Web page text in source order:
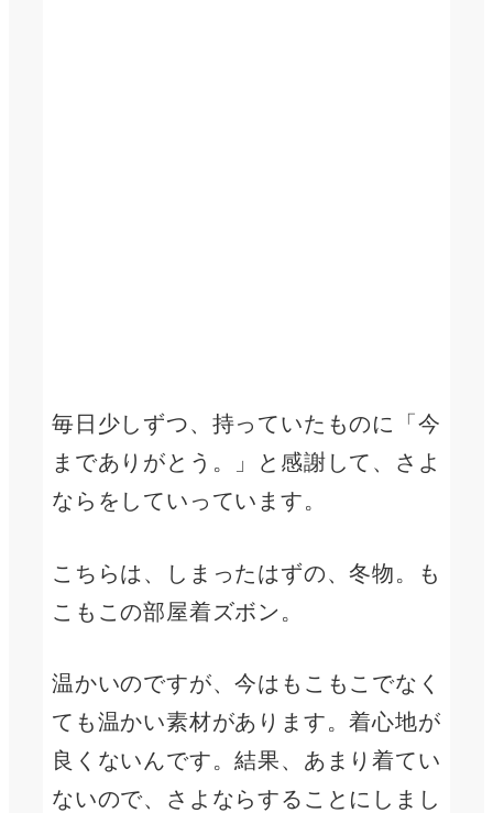
毎日少しずつ、持っていたものに「今
までありがとう。」と感謝して、さよ
ならをしていっています。
こちらは、しまったはずの、冬物。も
こもこの部屋着ズボン。
温かいのですが、今はもこもこでなく
ても温かい素材があります。着心地が
良くないんです。結果、あまり着てい
ないので、さよならすることにしまし